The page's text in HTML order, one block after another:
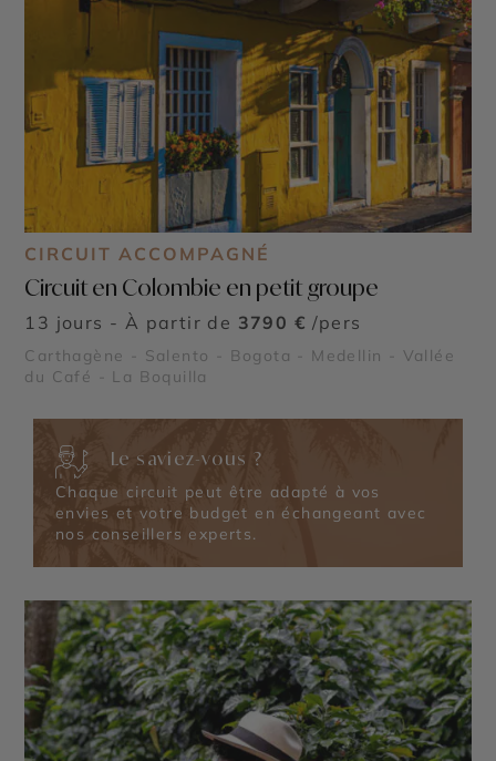
CIRCUIT ACCOMPAGNÉ
Circuit en Colombie en petit groupe
13 jours - À partir de 3790 € /pers
Carthagène - Salento - Bogota - Medellin - Vallée
du Café - La Boquilla
Le saviez-vous ?
Chaque circuit peut être adapté à vos
envies et votre budget en échangeant avec
nos conseillers experts.